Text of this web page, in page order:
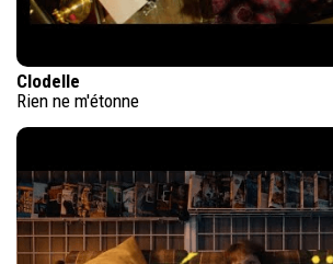
Clodelle
Rien ne m'étonne